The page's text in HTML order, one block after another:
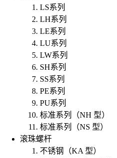
LS系列
LH系列
LE系列
LU系列
LW系列
SH系列
SS系列
PE系列
PU系列
标准系列（NH 型）
标准系列（NS 型）
滚珠螺杆
不锈钢（KA 型）